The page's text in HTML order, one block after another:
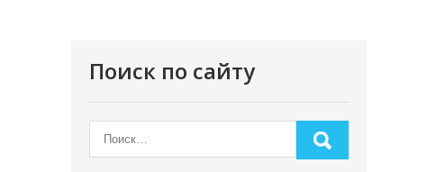
Поиск по сайту